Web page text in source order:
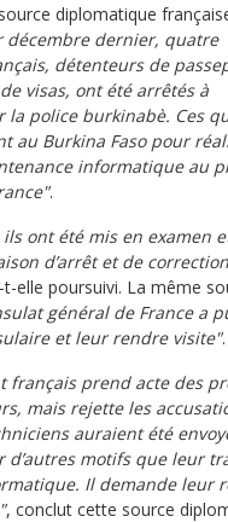
diplomatique
décembre dernier, quatre
détenteurs de
visas, ont été arrêtés à
la police burkinabè. Ces
au Burkina Faso pour
informatique au
.
ils ont été mis en examen
d’arrêt et de
t-elle poursuivi. La même
général de France a
et leur rendre visite".
français prend acte des
mais rejette les
auraient été
d’autres motifs que leur
Il demande leur
, conclut cette source